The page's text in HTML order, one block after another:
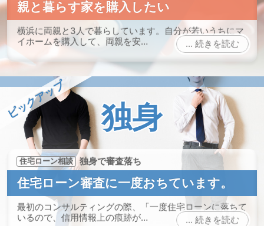
親と暮らす家を購入したい
横浜に両親と3人で暮らしています。自分が若いうちにマ
イホームを購入して、両親を安…
続きを読む
ピックアップ 独身
住宅ローン相談 独身で審査落ち
住宅ローン審査に一度おちています。
最初のコンサルティングの際、「一度住宅ローンに落ちて
いるので、信用情報上の痕跡が…
続きを読む